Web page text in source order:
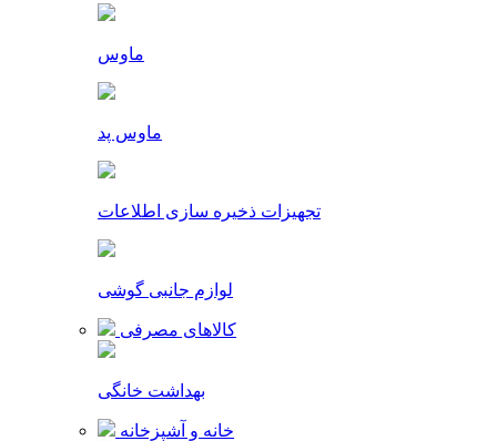
ماوس
ماوس پد
تجهیزات ذخیره سازی اطلاعات
لوازم جانبی گوشی
کالاهای مصرفی
بهداشت خانگی
خانه و آشپزخانه